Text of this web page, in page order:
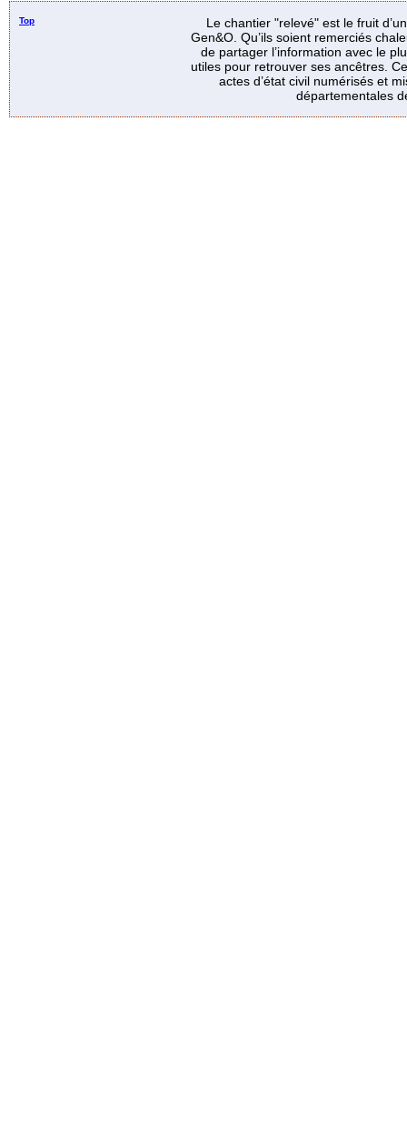
Top
Le chantier "relevé" est le fruit
Gen&O. Qu’ils soient remerciés
de partager l’information avec le
utiles pour retrouver ses ancêtres.
actes d’état civil numérisés et
départementales